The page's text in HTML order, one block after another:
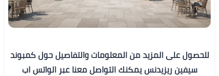
للحصول على المزيد من المعلومات والتفاصيل حول كمبوند
سيفين ريزيدنس يمكنك التواصل معنا عبر الواتس اب